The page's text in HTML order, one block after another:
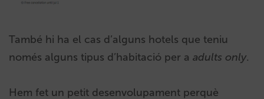
També hi ha el cas d’alguns hotels que teniu
només alguns tipus d’habitació per a adults only.
Hem fet un petit desenvolupament perquè